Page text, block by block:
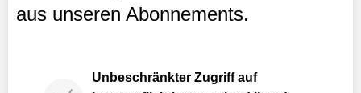
aus unseren Abonnements.
Unbeschränkter Zugriff auf